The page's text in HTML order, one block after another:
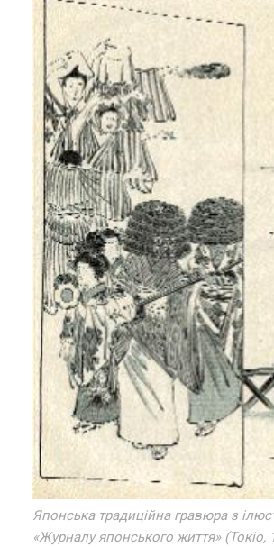
Японська традиційна гравюра з
«Журналу японського життя» (Токіо,